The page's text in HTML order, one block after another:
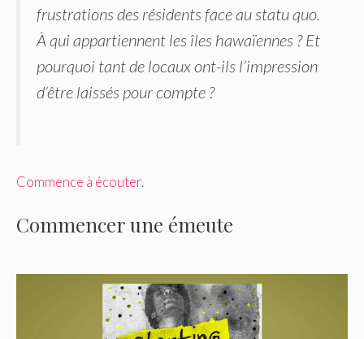
frustrations des résidents face au statu quo.
À qui appartiennent les îles hawaïennes ? Et
pourquoi tant de locaux ont-ils l’impression
d’être laissés pour compte ?
Commence à écouter.
Commencer une émeute